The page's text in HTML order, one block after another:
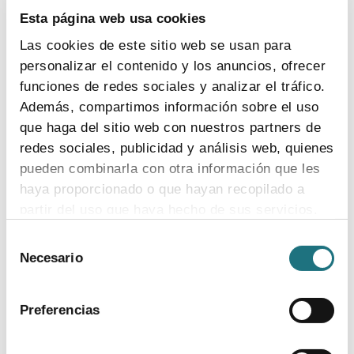
Esta página web usa cookies
Las cookies de este sitio web se usan para
personalizar el contenido y los anuncios, ofrecer
funciones de redes sociales y analizar el tráfico.
Además, compartimos información sobre el uso
que haga del sitio web con nuestros partners de
redes sociales, publicidad y análisis web, quienes
pueden combinarla con otra información que les
haya proporcionado o que hayan recopilado a
Para más información puede acceder a nuestra
Necesario
Preferencias
Las ministras de Sanidad y Ciencia y el presidente de
18 | 1 | 2011
Farmaindustria traslada a Mariano Rajoy su
preocupación ante el riesgo de ruptura de la
unidad del mercado farmacéutico